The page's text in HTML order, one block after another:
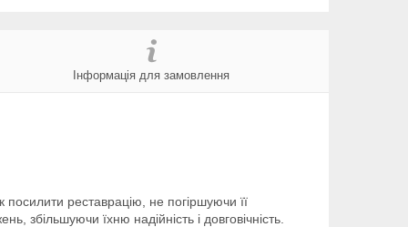
Інформація для замовлення
реставрацію, не погіршуючи її
збільшуючи їхню надійність і довговічність.